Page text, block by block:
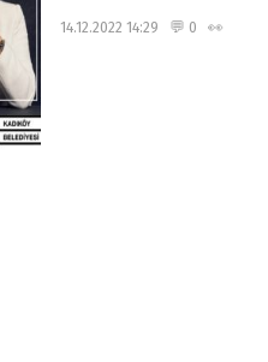
14.12.2022 14:29 💬 0 👀